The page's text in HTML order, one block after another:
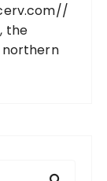
the
northern